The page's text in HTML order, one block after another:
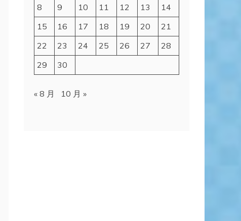
8
9 10 11 12 13
14
15
16 17 18 19 20
21
22
23 24 25 26 27
28
29
30
« 8 月 10 月 »